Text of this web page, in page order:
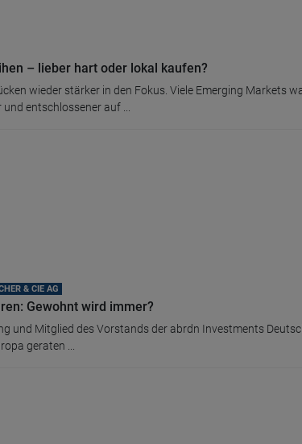
– lieber hart oder lokal kaufen?
wieder stärker in den Fokus. Viele Emerging Markets
entschlossener auf ...
& CIE AG
Gewohnt wird immer?
und Mitglied des Vorstands der abrdn Investments
geraten ...